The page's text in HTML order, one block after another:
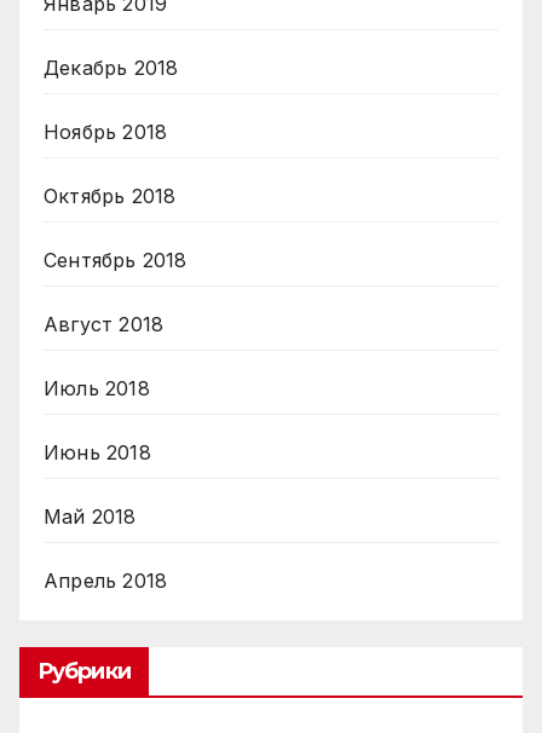
Декабрь 2018
Ноябрь 2018
Октябрь 2018
Сентябрь 2018
Август 2018
Июль 2018
Июнь 2018
Май 2018
Апрель 2018
Рубрики